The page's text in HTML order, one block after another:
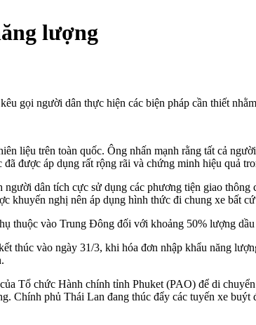
lượng
gọi người dân thực hiện các biện pháp cần thiết
liệu trên toàn quốc. Ông nhấn mạnh rằng tất cả
được áp dụng rất rộng rãi và chứng minh hiệu quả
dân tích cực sử dụng các phương tiện giao thông
khuyến nghị nên áp dụng hình thức đi chung xe bất
vào Trung Đông đối với khoảng 50% lượng
thúc vào ngày 31/3, khi hóa đơn nhập khẩu năng
Tổ chức Hành chính tỉnh Phuket (PAO) để di
phủ Thái Lan đang thúc đẩy các tuyến xe